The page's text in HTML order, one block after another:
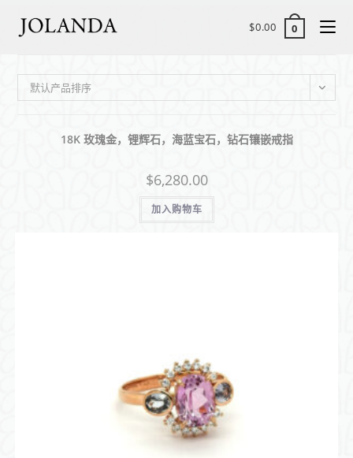
$0.00 0
默认产品排序
18K 玫瑰金，锂辉石，海蓝宝石，钻石镶嵌戒指
$6,280.00
加入购物车